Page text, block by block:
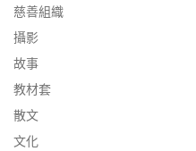
慈善組織
攝影
故事
教材套
散文
文化